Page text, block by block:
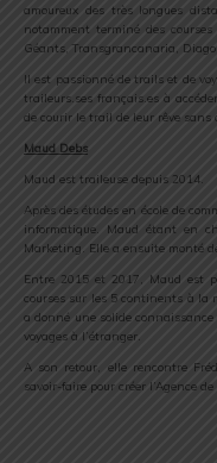
amoureux des très longues
notamment terminé des
Géants, Transgrancanaria,
Il est passionné de trails et de
traileurs.ses français.es à
de courir le trail de leur rêve
Maud Debs
Maud est traileuse depuis 2014.
Après des études en école de
informatique. Maud étant en
Marketing. Elle a ensuite monté
Entre 2015 et 2017, Maud est
courses sur les 5 continents à la
a donné une solide
voyages à l’étranger.
A son retour, elle rencontre
savoir-faire pour créer l’Agence